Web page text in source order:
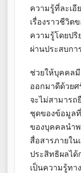
ความรู้ที่ละเอี
เรื่องราวชีวิต
ความรู้โดยปริ
ผ่านประสบก
ช่วยให้บุคคล
ออกมาดีด้วย
จะไม่สามารถ
ชุดของข้อมูล
ของบุคคลนำพ
สื่อสารภายใ
ประสิทธิผลไ
เป็นความรู้ท